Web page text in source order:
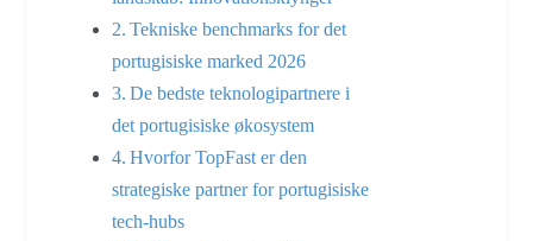
Tekniske benchmarks for det
portugisiske marked 2026
De bedste teknologipartnere i
det portugisiske økosystem
Hvorfor TopFast er den
strategiske partner for portugisiske
tech-hubs